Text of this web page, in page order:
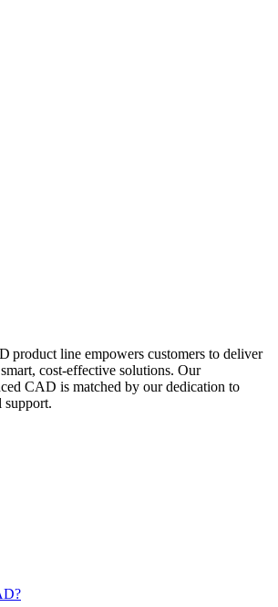
product line empowers customers to deliver
cost-effective solutions. Our
CAD is matched by our dedication to
support.